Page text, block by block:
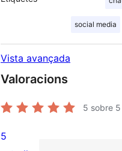
social media
Vista avançada
Valoracions
5 sobre
5